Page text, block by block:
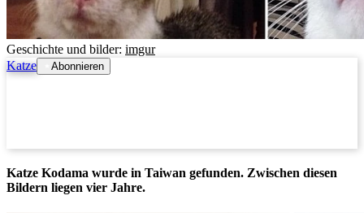
Geschichte und bilder: imgur
Katze
Abonnieren
Katze Kodama wurde in Taiwan gefunden. Zwischen diesen
Bildern liegen vier Jahre.